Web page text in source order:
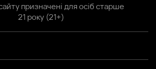
призначені для осіб старше
21 року (21+)